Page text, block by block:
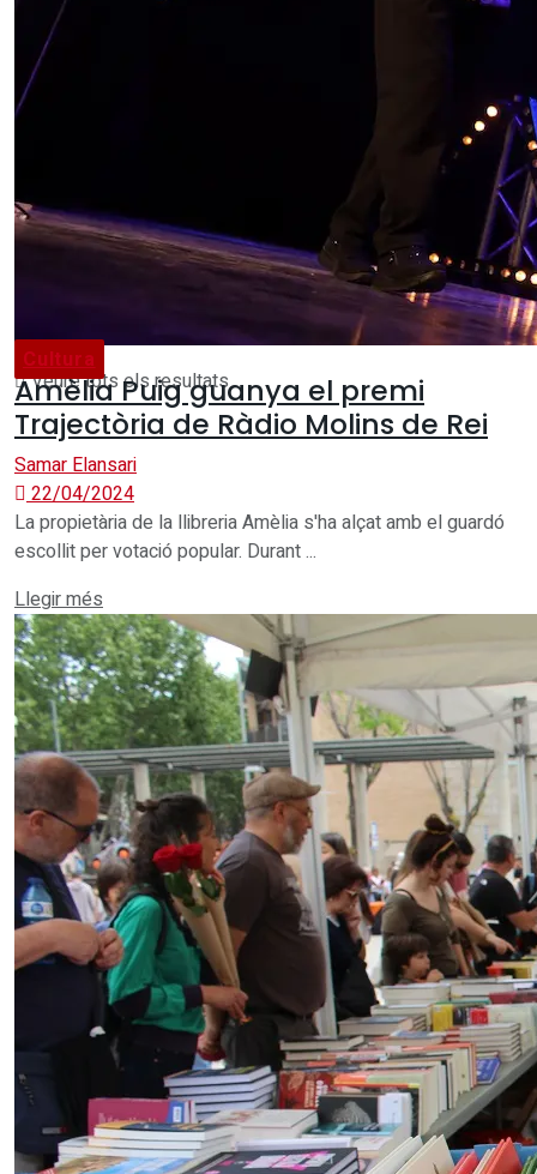
Veure tots els resultats
Salut i dolor
Veure tots els resultats
Cultura
Amèlia Puig guanya el premi
Trajectòria de Ràdio Molins de Rei
Samar Elansari
22/04/2024
La propietària de la llibreria Amèlia s'ha alçat amb el guardó
escollit per votació popular. Durant ...
Llegir més